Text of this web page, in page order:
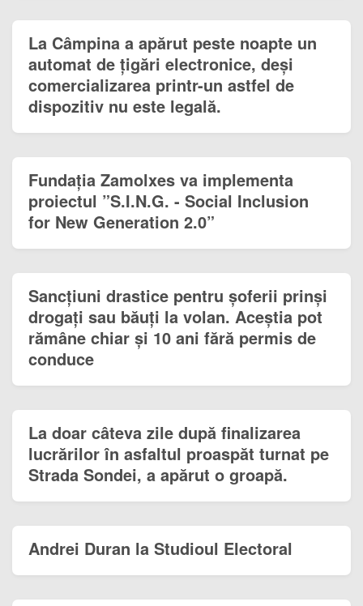
La Câmpina a apărut peste noapte un
automat de țigări electronice, deși
comercializarea printr-un astfel de
dispozitiv nu este legală.
Fundația Zamolxes va implementa
proiectul ”S.I.N.G. - Social Inclusion
for New Generation 2.0”
Sancțiuni drastice pentru șoferii prinși
drogați sau băuți la volan. Aceștia pot
rămâne chiar și 10 ani fără permis de
conduce
La doar câteva zile după finalizarea
lucrărilor în asfaltul proaspăt turnat pe
Strada Sondei, a apărut o groapă.
Andrei Duran la Studioul Electoral